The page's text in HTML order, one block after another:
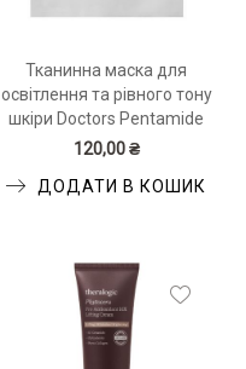
Тканинна маска для
освітлення та рівного тону
шкіри Doctors Pentamide
Real Brightening 10C Mask
120,00 ₴
ДОДАТИ В КОШИК